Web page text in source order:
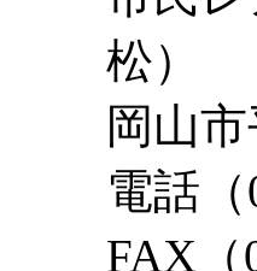
松）
岡山
電話
FAX（